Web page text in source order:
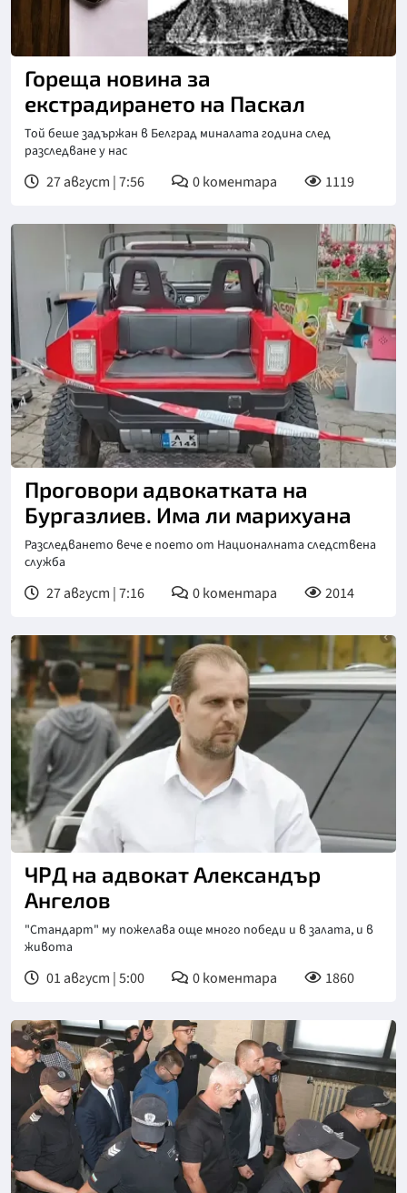
Гореща новина за
екстрадирането на Паскал
Той беше задържан в Белград миналата година след
разследване у нас
27 август | 7:56 0коментара 1119
Снимка: бТВ
Проговори адвокатката на
Бургазлиев. Има ли марихуана
Разследването вече е поето от Националната следствена
служба
27 август | 7:16 0коментара 2014
ЧРД на адвокат Александър
Ангелов
"Стандарт" му пожелава още много победи и в залата, и в
живота
01 август | 5:00 0коментара 1860